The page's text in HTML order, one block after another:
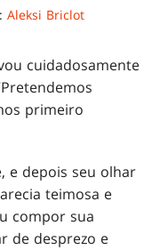
Aleksi Briclot
cuidadosamente
primeiro
e depois seu olhar
teimosa e
compor sua
de desprezo e